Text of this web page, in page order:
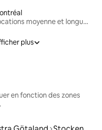
Locations moyenne et longue durée
plus
en fonction des zones